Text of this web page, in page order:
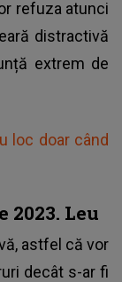
refuza atunci
distractivă
extrem de
loc doar când
2023. Leu
astfel că vor
decât s-ar fi